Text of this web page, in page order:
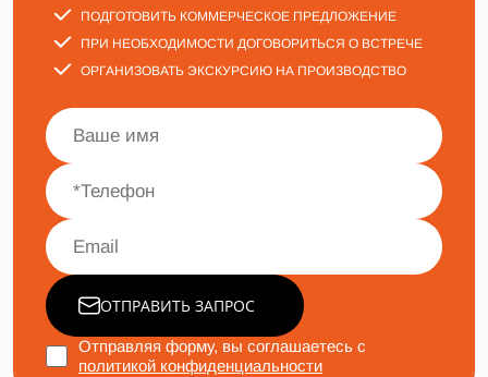
ПОДГОТОВИТЬ КОММЕРЧЕСКОЕ ПРЕДЛОЖЕНИЕ
ПРИ НЕОБХОДИМОСТИ ДОГОВОРИТЬСЯ О ВСТРЕЧЕ
ОРГАНИЗОВАТЬ ЭКСКУРСИЮ НА ПРОИЗВОДСТВО
ОТПРАВИТЬ ЗАПРОС
Отправляя форму, вы соглашаетесь с
политикой конфиденциальности